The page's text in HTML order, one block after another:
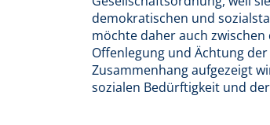
demokratischen und
möchte daher auch
Offenlegung und Ächtung
Zusammenhang aufgezeigt
sozialen Bedürftigkeit und